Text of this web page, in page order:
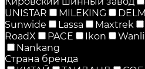
UNISTAR
MILEKING
Sunwide
Lassa Maxtrek
RoadX
PACE Ikon Wanli
Nankang
Страна бренда